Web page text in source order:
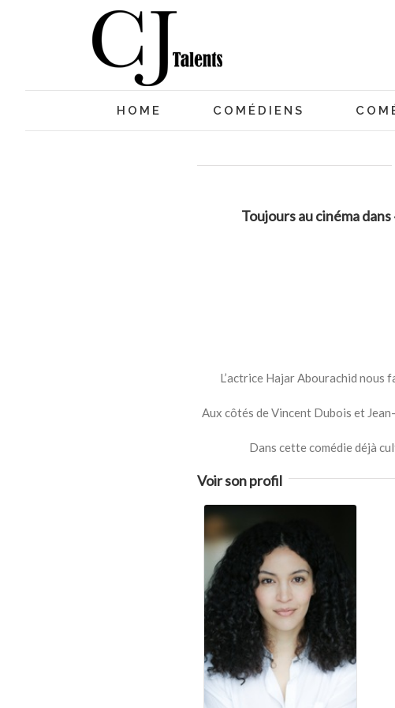
HOME COMÉDIENS
Toujours au cinéma
L’actrice Hajar Abourachid nous
Aux côtés de Vincent Dubois et
Dans cette comédie déjà
Voir son profil